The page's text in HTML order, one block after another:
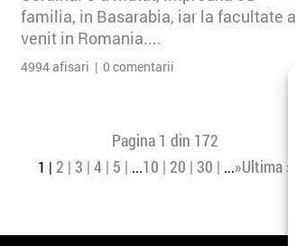
familia, in Basarabia, iar la facultate a
venit in Romania....
4994 afisari | 0 comentarii
Pagina 1 din 172
1 2 3 4 5 ...10 20 30 ...»Ultima »